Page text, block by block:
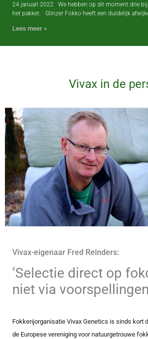
24 januari 2022 We hebben op dit moment drie
het pakket. Glinzer Fokko heeft een duidelijk
Lees meer »
Vivax in de
Vivax-eigenaar Fred Reinders:
‘Selectie direct op
niet via
Fokkerijorganisatie Vivax Genetics is sinds kort
de Europese vereniging voor natuurgetrouwe